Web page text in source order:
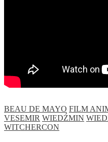
BEAU DE MAYO FILM
VESEMIR WIEDŹMIN
WITCHERCON